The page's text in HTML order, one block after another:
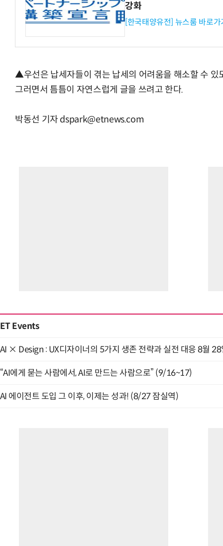
강화
[한국태양유전] 뉴스룸 바로가
▲우선은 납세자들이 겪는 납세의 어려움을 해소할 수 있
그러면서 틈틈이 자연스럽게 글을 쓰려고 한다.
박동선 기자 dspark@etnews.com
ET Events
AI × Design : UX디자이너의 5가지 생존 전략과 실전 대응 8월
“AI에게 묻는 사람에서, AI로 만드는 사람으로” (9/16~17)
AI 에이전트 도입 그 이후, 이제는 성과! (8/27 잠실역)